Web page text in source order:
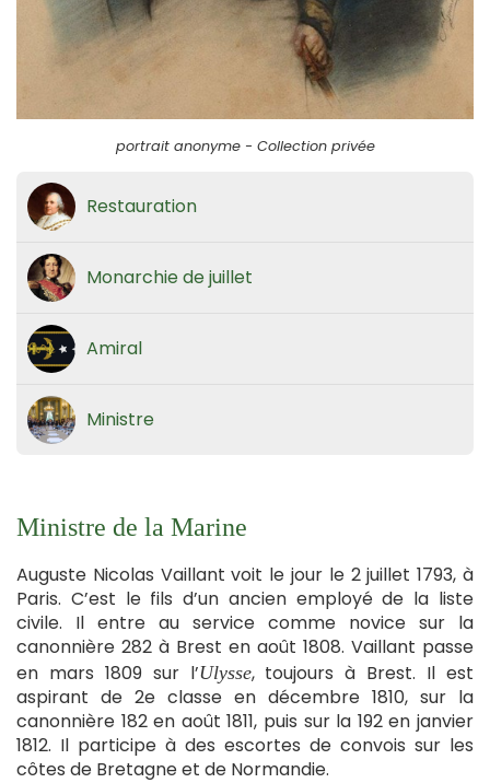
portrait anonyme - Collection privée
Restauration
Monarchie de juillet
Amiral
Ministre
Ministre de la Marine
Auguste Nicolas Vaillant voit le jour le 2 juillet 1793, à
Paris. C’est le fils d’un ancien employé de la liste
civile. Il entre au service comme novice sur la
canonnière 282 à Brest en août 1808. Vaillant passe
en mars 1809 sur l’Ulysse, toujours à Brest. Il est
aspirant de 2e classe en décembre 1810, sur la
canonnière 182 en août 1811, puis sur la 192 en janvier
1812. Il participe à des escortes de convois sur les
côtes de Bretagne et de Normandie.